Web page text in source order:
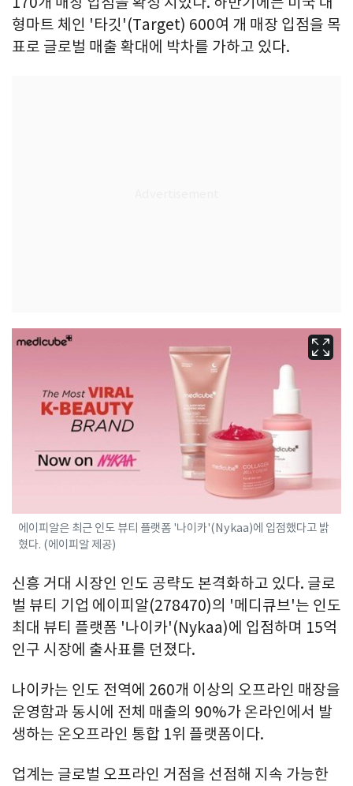
형마트 체인 '타깃'(Target) 600여 개 매장 입점을 목
표로 글로벌 매출 확대에 박차를 가하고 있다.
에이피알은 최근 인도 뷰티 플랫폼 '나이카'(Nykaa)에 입점했다고 밝
혔다. (에이피알 제공)
신흥 거대 시장인 인도 공략도 본격화하고 있다. 글로
벌 뷰티 기업 에이피알(278470)의 '메디큐브'는 인도
최대 뷰티 플랫폼 '나이카'(Nykaa)에 입점하며 15억
인구 시장에 출사표를 던졌다.
나이카는 인도 전역에 260개 이상의 오프라인 매장을
운영함과 동시에 전체 매출의 90%가 온라인에서 발
생하는 온오프라인 통합 1위 플랫폼이다.
업계는 글로벌 오프라인 거점을 선점해 지속 가능한